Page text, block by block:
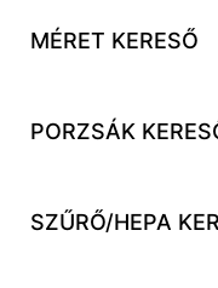
MÉRET KERESŐ
PORZSÁK
SZŰRŐ/HEPA